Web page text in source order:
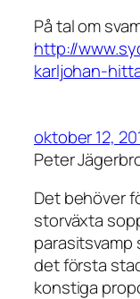
På tal om
http://
karljohan-
oktober 12,
Peter
Det behöver
storväxta
parasitsvamp
det första
konstiga